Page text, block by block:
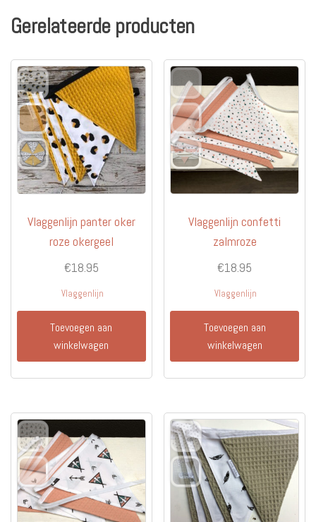
optie
gekozen
worden
op
de
productpagina
Gerelateerde producten
Vlaggenlijn panter oker
roze okergeel
€18.95
Vlaggenlijn
Toevoegen aan
winkelwagen
Vlaggenlijn confetti
zalmroze
€18.95
Vlaggenlijn
Toevoegen aan
winkelwagen